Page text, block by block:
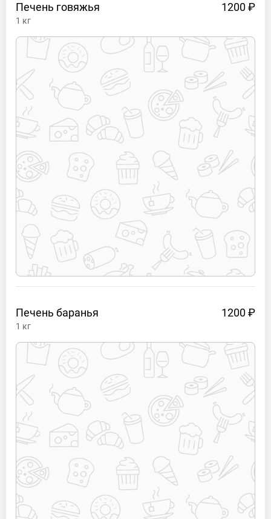
Печень говяжья 1200 ₽
1 кг
Печень баранья 1200 ₽
1 кг